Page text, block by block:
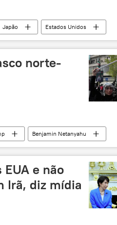
Japão
Estados Unidos
Indo-Pacífico
norte-
Benjamin Netanyahu
Unidos
Casa Branca
e não
Irã, diz mídia